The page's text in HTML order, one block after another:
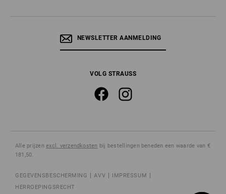
NEWSLETTER AANMELDING
VOLG STRAUSS
Alle prijzenexcl. verzendkosten bij bestellingen beneden een waarde van €
181,50.
GEGEVENSBESCHERMING AVV
IMPRESSUM
HERROEPINGSRECHT